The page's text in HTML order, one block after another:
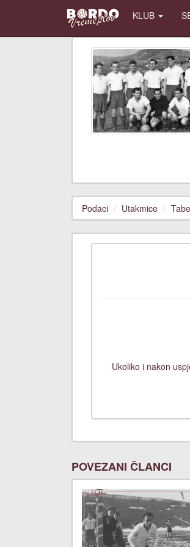
KLUB
Podaci Utakmice
Ukoliko i nakon
POVEZANI ČLANCI